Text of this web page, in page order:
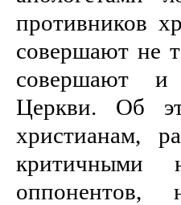
противников
совершают не
совершают и
Церкви. Об
христианам,
критичными